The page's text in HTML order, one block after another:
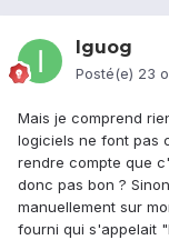
Iguog
Posté(e) 23
Mais je comprend
logiciels ne font pas
rendre compte que
donc pas bon ?
manuellement sur
fourni qui s'appelait